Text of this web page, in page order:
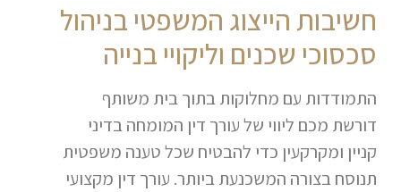
חשיבות הייצוג המשפטי בניהול
סכסוכי שכנים וליקויי בנייה
התמודדות עם מחלוקות בתוך בית משותף
דורשת מכם ליווי של עורך דין המומחה בדיני
קניין ומקרקעין כדי להבטיח שכל טענה משפטית
תנוסח בצורה המשכנעת ביותר. עורך דין מקצועי